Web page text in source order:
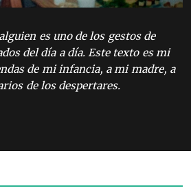
es uno de los gestos de
del día a día. Este texto es mi
de mi infancia, a mi madre, a
de los despertares.